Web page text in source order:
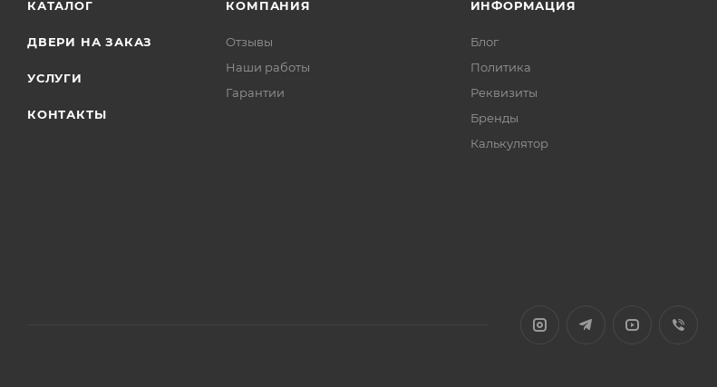
КАТАЛОГ
ДВЕРИ НА ЗАКАЗ
УСЛУГИ
КОНТАКТЫ
КОМПАНИЯ
Отзывы
Наши работы
Гарантии
ИНФОРМАЦИЯ
Блог
Политика
Реквизиты
Бренды
Калькулятор